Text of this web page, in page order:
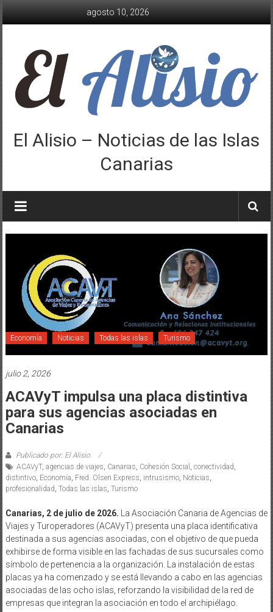
agosto 10, 2026
El Alisio – Noticias de las Islas
Canarias
Economía Noticias Todas las islas Turismo
julio 2, 2026
ACAVyT impulsa una placa distintiva
para sus agencias asociadas en
Canarias
Publicado por: El Alisio
ACAVyT, agencias de viajes, Canarias, Cohesión Social , conectividad,
distintivo, Economía, Fred. Olsen Express, intrusismo, Noticias,
profesionalidad, Todas las islas, Turismo
Canarias, 2 de julio de 2026. La Asociación Canaria de Agencias de
Viajes y Turoperadores (ACAVyT) presenta una placa identificativa
destinada a sus agencias asociadas, con el objetivo de que pueda
exhibirse de forma visible en las fachadas de sus sucursales como
símbolo de pertenencia a la organización. La instalación de estas
placas ya ha comenzado y se está llevando a cabo en las agencias
asociadas de las ocho islas, reforzando la visibilidad de la red de
empresas que integran la asociación en todo el archipiélago.